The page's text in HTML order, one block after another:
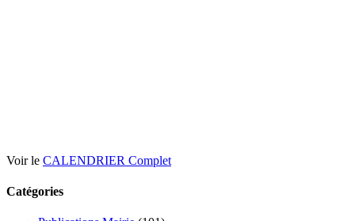
Voir le CALENDRIER Complet
Catégories